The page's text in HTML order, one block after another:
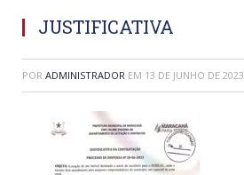
JUSTIFICATIVA
POR ADMINISTRADOR EM 13 DE JUNHO DE 2023